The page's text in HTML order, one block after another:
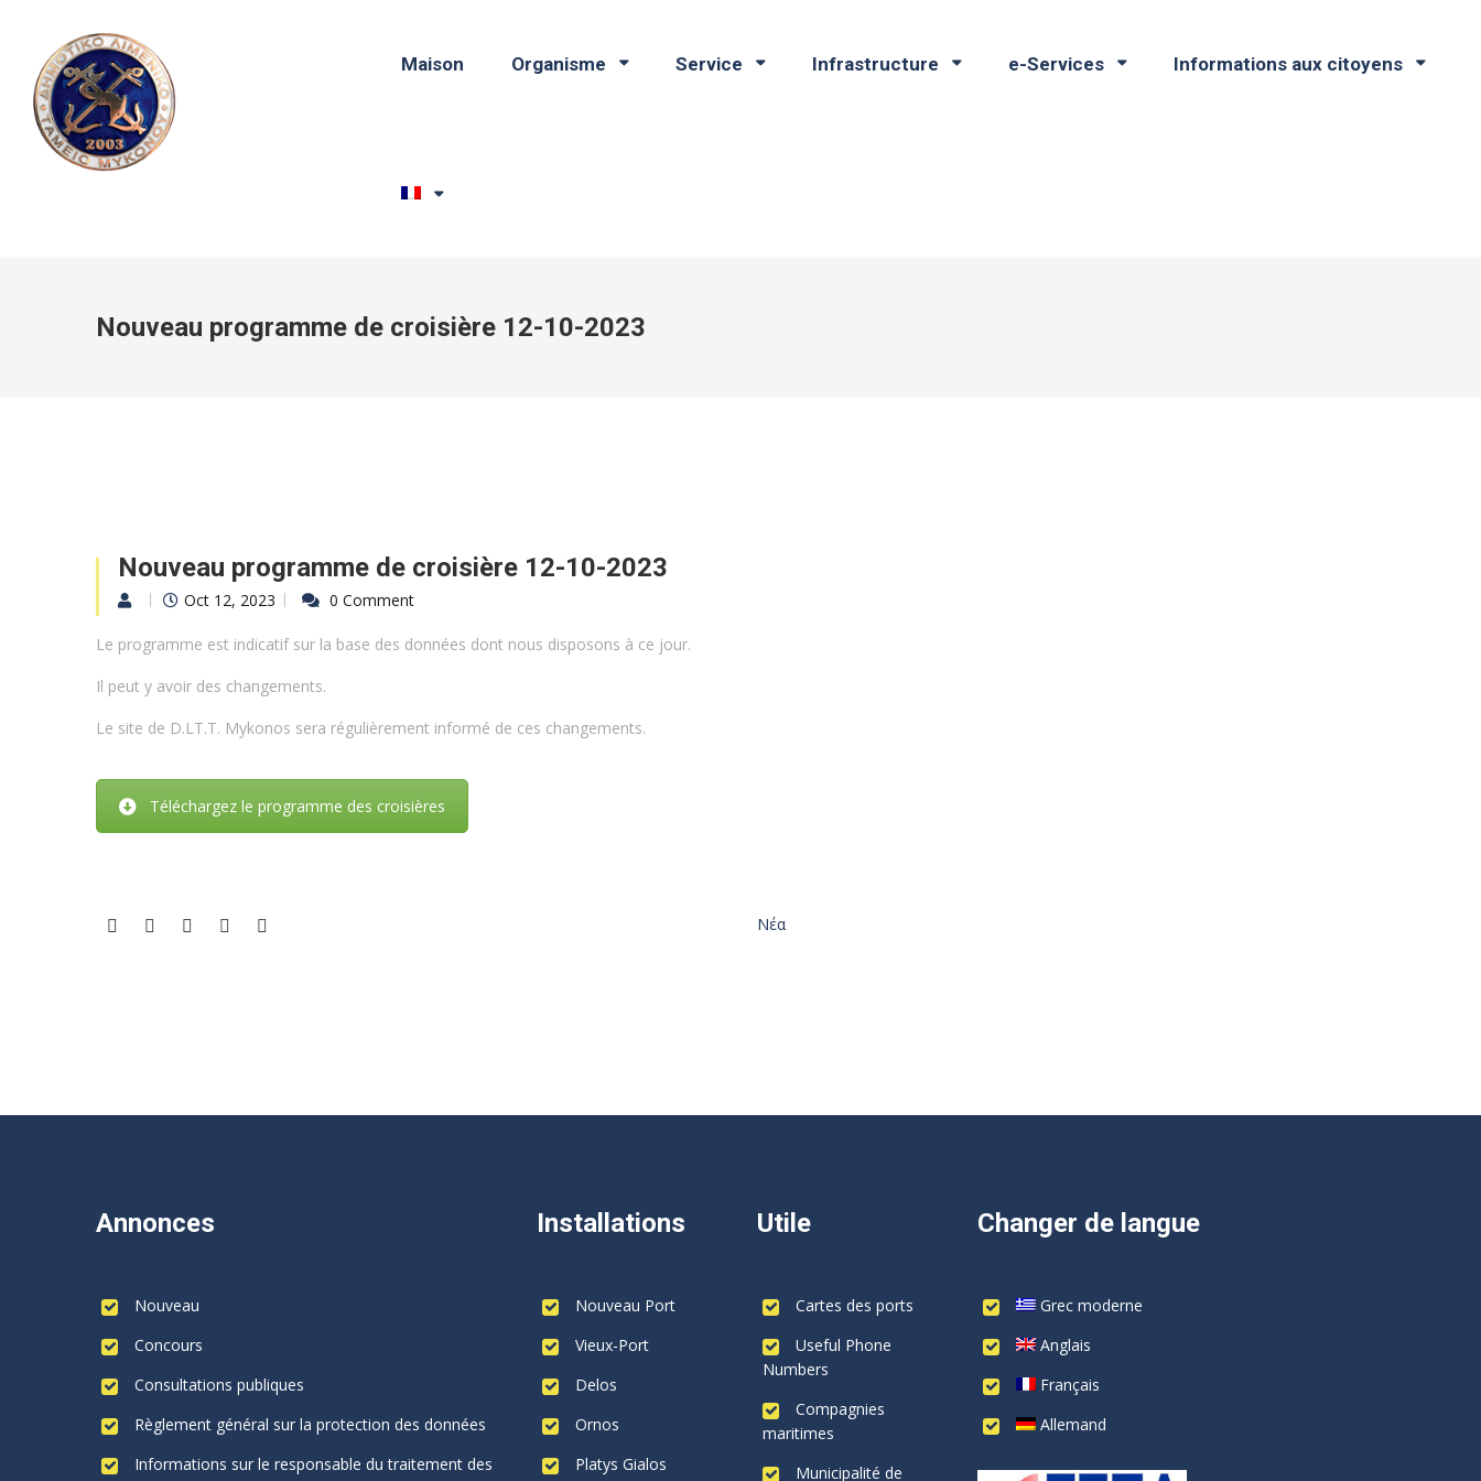
Maison Organisme Service Infrastructure e-Services Informations aux citoyens
Nouveau programme de croisière 12-10-2023
Nouveau programme de croisière 12-10-2023
Oct 12, 2023 0 Comment
Le programme est indicatif sur la base des données dont nous disposons à ce jour.
Il peut y avoir des changements.
Le site de D.LT.T. Mykonos sera régulièrement informé de ces changements.
Téléchargez le programme des croisières
Νέα
Annonces
Nouveau
Concours
Consultations publiques
Règlement général sur la protection des données
Informations sur le responsable du traitement des
Installations
Nouveau Port
Vieux-Port
Delos
Ornos
Platys Gialos
Utile
Cartes des ports
Useful Phone
Numbers
Compagnies
maritimes
Municipalité de
Changer de langue
Grec moderne
Anglais
Français
Allemand